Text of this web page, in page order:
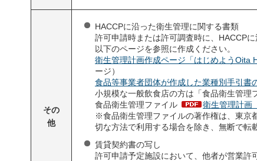
その
他
HACCPに沿った衛生管理に関する書類
許可申請時または許可調査時に、HACCP
以下のページを参照に作成ください。
衛生管理計画作成ページ「はじめようOita
ージ）
食品等事業者団体が作成した業種別手引書
小規模な一般飲食店の方は「食品衛生管理
食品衛生管理ファイル
衛生管理計画
※食品衛生管理ファイルの著作権は、東京
切な方法で利用する場合を除き、無断で転
賃貸契約書の写し
許可申請予定施設において、他者が営業許